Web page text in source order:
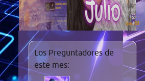
Los Preguntadores de
este mes: